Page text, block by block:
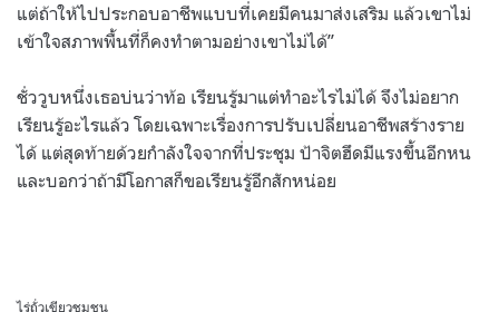
แต่ถ้าให้ไปประกอบอาชีพแบบที่เคยมีคนมาส่งเสริม แล้วเขาไม่
เข้าใจสภาพพื้นที่ก็คงทำตามอย่างเขาไม่ได้”
ชั่ววูบหนึ่งเธอบ่นว่าท้อ เรียนรู้มาแต่ทำอะไรไม่ได้ จึงไม่อยาก
เรียนรู้อะไรแล้ว โดยเฉพาะเรื่องการปรับเปลี่ยนอาชีพสร้างราย
ได้ แต่สุดท้ายด้วยกำลังใจจากที่ประชุม ป้าจิตฮึดมีแรงขึ้นอีกหน
และบอกว่าถ้ามีโอกาสก็ขอเรียนรู้อีกสักหน่อย
ไร่ถั่วเขียวชุมชน